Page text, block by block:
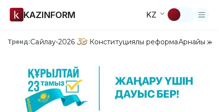
KAZINFORM KZ
Тренд:Сайлау-2026 Конституциялық реформаАрнайы